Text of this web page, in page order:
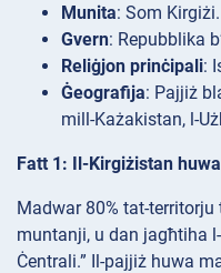
Munita: Som Kirgiżi.
Gvern: Repubblika
Reliġjon prinċipali:
Ġeografija: Pajjiż
mill-Każakistan, l-
Fatt 1: Il-Kirgiżistan
Madwar 80% tat-
muntanji, u dan jagħtiha
Ċentrali.” Il-pajjiż huwa